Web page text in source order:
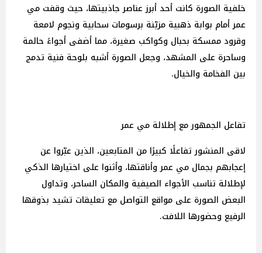
خلفية الصورة كانت أحد أبرز عناصر جاذبيتها، حيث وقفت مي
عمر أمام بوابة ذهبية مزيّنة برسومات سحابية ونجوم لامعة
وقرود ممسكة بحبال وكواكب صغيرة، مما أضفى أجواءً حالمة
وساحرة على المشهد، وجعل الصورة أشبه بلوحة فنية تدمج
بين الفخامة والخيال.
تفاعل الجمهور مع إطلالة مي عمر
لاقى المنشور تفاعلًا كبيرًا من المتابعين، الذين عبّروا عن
إعجابهم بجمال مي عمر وأناقتها، وأثنوا على اختيارها الذكي
لإطلالة تناسب الأجواء الصيفية والمكان الساحر، وتداول
البعض الصورة على مواقع التواصل مع تعليقات تشيد بذوقها
الرفيع وحضورها اللافت.